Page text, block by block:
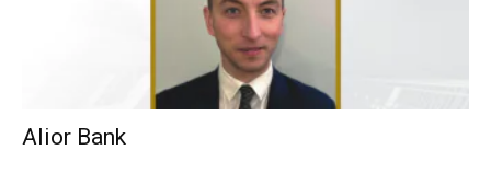
Alior Bank